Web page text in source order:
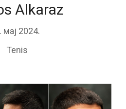
Alkaraz
мај 2024.
Tenis